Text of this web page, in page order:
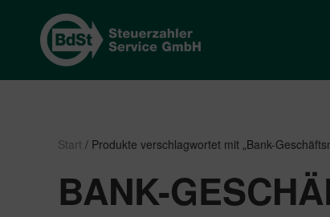
Start / Produkte verschlagwortet mit „Bank-
BANK-